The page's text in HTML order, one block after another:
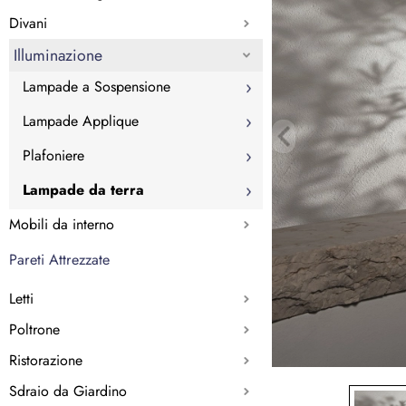
Divani
Illuminazione
Lampade a Sospensione
Lampade Applique
Plafoniere
Lampade da terra
Mobili da interno
Pareti Attrezzate
Letti
Poltrone
Ristorazione
Sdraio da Giardino